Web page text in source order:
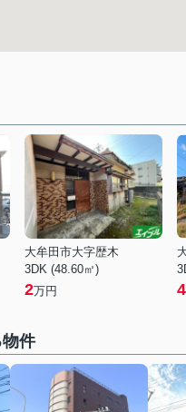
大牟田市大字歴木
3DK (48.60㎡)
2万円 4
件